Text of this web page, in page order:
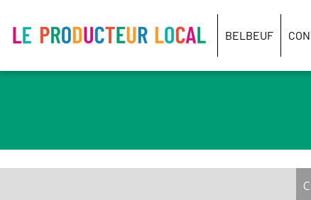
local
-
Belbeuf
BELBEUF